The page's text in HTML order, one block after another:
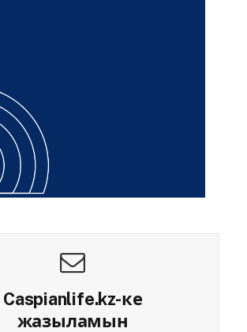
Caspianlife.kz-ке
жазыламын